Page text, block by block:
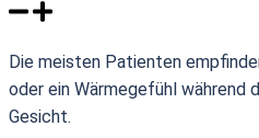
Die meisten Patienten
oder ein Wärmegefühl während
Gesicht.